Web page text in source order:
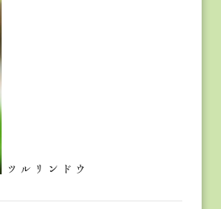
ツルリンドウ